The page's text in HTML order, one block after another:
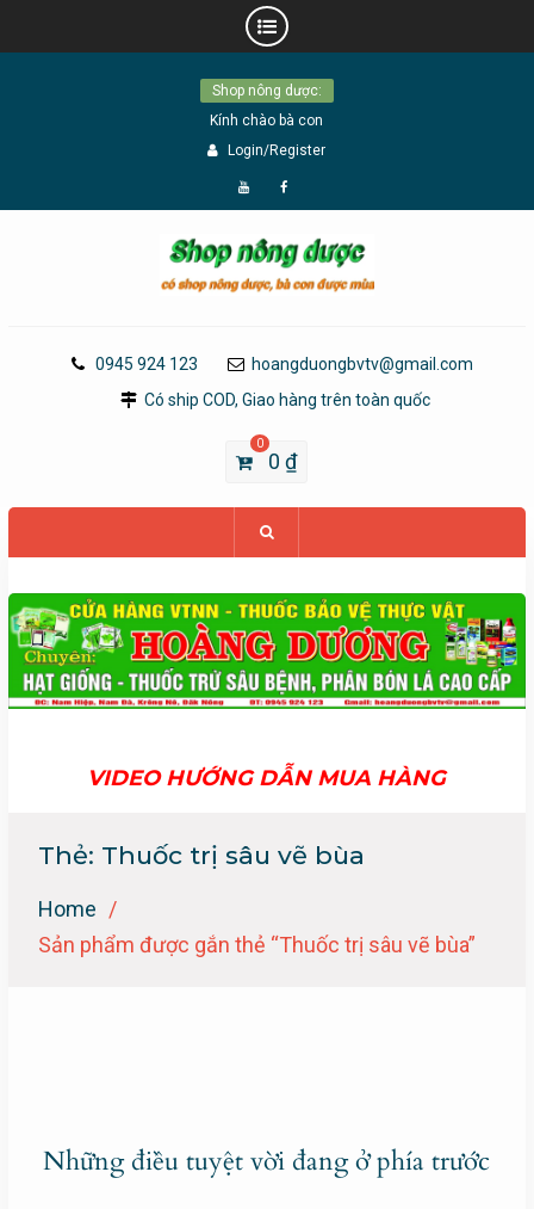
Shop nông dược:
Kính chào bà con
Login/Register
Đăng
YouTube
Page
0945 924 123
hoangduongbvtv@gmail.com
Có ship COD, Giao hàng trên toàn quốc
0
0₫
VIDEO HƯỚNG DẪN MUA HÀNG
Thẻ: Thuốc trị sâu vẽ bùa
Home
Sản phẩm được gắn thẻ “Thuốc trị sâu vẽ bùa”
Những điều tuyệt vời đang ở phía trước